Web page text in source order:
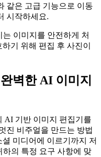
같은 고급 기능으로 이동
시작하세요.
이미지를 안전하게 처
기 위해 편집 후 사진이
벽한 AI 이미지
AI 기반 이미지 편집기를
진 비주얼을 만드는 방법
미디어에 이르기까지 저
의 특정 요구 사항에 맞